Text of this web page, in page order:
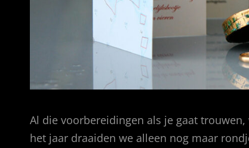
Al die voorbereidingen als je gaat
het jaar draaiden we alleen nog maar